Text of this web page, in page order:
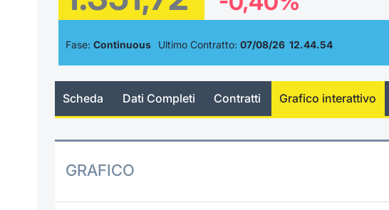
Fase: Continuous Ultimo Contratto: 07/08/26 12.44.54
Scheda Dati Completi Contratti Grafico interattivo
GRAFICO